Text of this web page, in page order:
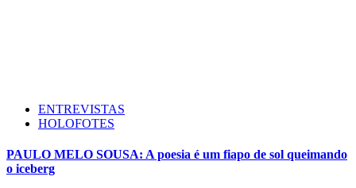
ENTREVISTAS
HOLOFOTES
PAULO MELO SOUSA: A poesia é um fiapo de sol queimando
o iceberg